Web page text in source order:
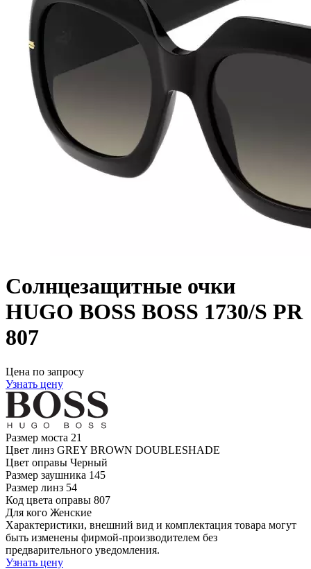
Солнцезащитные очки
HUGO BOSS BOSS 1730/S PR
807
Цена по запросу
Узнать цену
Размер моста 21
Цвет линз GREY BROWN DOUBLESHADE
Цвет оправы Черный
Размер заушника 145
Размер линз 54
Код цвета оправы 807
Для кого Женские
Характеристики, внешний вид и комплектация товара могут
быть изменены фирмой-производителем без
предварительного уведомления.
Узнать цену